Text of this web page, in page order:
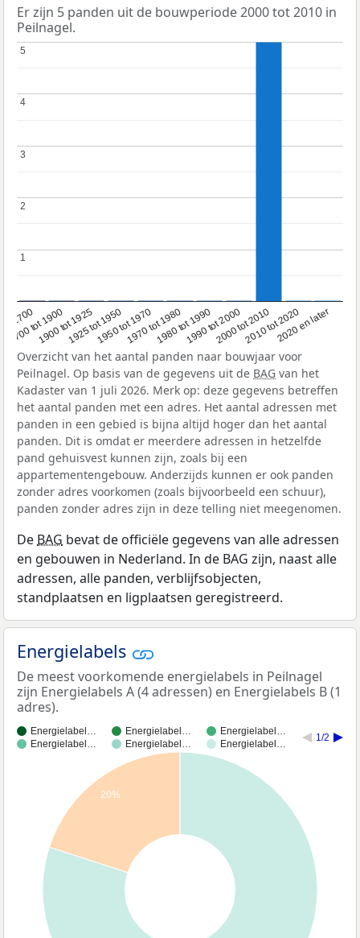
Er zijn 5 panden uit de bouwperiode 2000 tot 2010 in
Peilnagel.
1700
1700 tot 1900
1900 tot 19251925 tot 19501950 tot 19701970 tot 19801980 tot 19901990 tot 20002000 tot 20102010 tot 20202020 en later
1
1
2
2
3
3
4
4
5
5
Overzicht van het aantal panden naar bouwjaar voor
Peilnagel. Op basis van de gegevens uit de BAG van het
Kadaster van 1 juli 2026. Merk op: deze gegevens betreffen
het aantal panden met een adres. Het aantal adressen met
panden in een gebied is bijna altijd hoger dan het aantal
panden. Dit is omdat er meerdere adressen in hetzelfde
pand gehuisvest kunnen zijn, zoals bij een
appartementengebouw. Anderzijds kunnen er ook panden
zonder adres voorkomen (zoals bijvoorbeeld een schuur),
panden zonder adres zijn in deze telling niet meegenomen.
De BAG bevat de officiële gegevens van alle adressen
en gebouwen in Nederland. In de BAG zijn, naast alle
adressen, alle panden, verblijfsobjecten,
standplaatsen en ligplaatsen geregistreerd.
Energielabels
De meest voorkomende energielabels in Peilnagel
zijn Energielabels A (4 adressen) en Energielabels B (1
adres).
Energielabel… Energielabel…
Energielabel…
Energielabel…
Energielabel… Energielabel…
1/2
20%